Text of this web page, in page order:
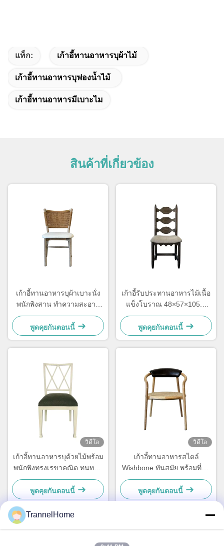
แท็ก: เก้าอี้ทานอาหารบุผ้าไม้
เก้าอี้ทานอาหารบุฟองน้ำไม้
เก้าอี้ทานอาหารมีเบาะไม
สินค้าที่เกี่ยวข้อง
เก้าอี้ทานอาหารบุผ้าเบาะนั่ง
พนักพิงสาน ทำความสะอาด
ง่าย นั่งสบาย สำหรับห้อง
อาหาร
พูดคุยกันตอนนี้
เก้าอี้รับประทานอาหารไม้เนื้อ
แข็งโบราณ 48×57×105.5
ซม. นุ่มสบาย พร้อมพนักพิง
แบบแกะสลัก
พูดคุยกันตอนนี้
วิดีโอ
เก้าอี้ทานอาหารบุด้วยไม้พร้อม
พนักพิงทรงเรขาคณิต ทนทาน
ต่อความชื้น
พูดคุยกันตอนนี้
วิดีโอ
เก้าอี้ทานอาหารสไตล์
Wishbone ทันสมัย พร้อมที่นั่ง
สานและพนักพิงหนัง
พูดคุยกันตอนนี้
TrannelHome